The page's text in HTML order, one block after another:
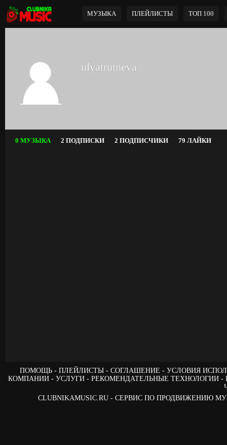
МУЗЫКА ПЛЕЙЛИСТЫ ТОП 100
ulyatrutneva
0 МУЗЫКА 2 ПОДПИСКИ 2 ПОДПИСЧИКИ 79 ЛАЙКИ
ПОМОЩЬ ПЛЕЙЛИСТЫ СОГЛАШЕНИЕ
УСЛОВИЯ
КОМПАНИИ
УСЛУГИ РЕКОМЕНДАТЕЛЬНЫЕ ТЕХНОЛОГИИ
CLUBNIKAMUSIC.RU - СЕРВИС ПО ПРОДВИЖЕНИЮ